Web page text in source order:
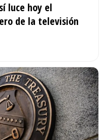
luce hoy el
de la televisión